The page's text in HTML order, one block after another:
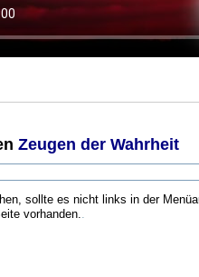
Zeugen der Wahrheit
sollte es nicht links in der
vorhanden.